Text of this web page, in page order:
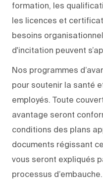
formation, les
les licences et
besoins
d'incitation peuvent
Nos programmes
pour soutenir la santé
employés. Toute
avantage seront
conditions des plans
documents régissant
vous seront expliqués
processus d’embauche.